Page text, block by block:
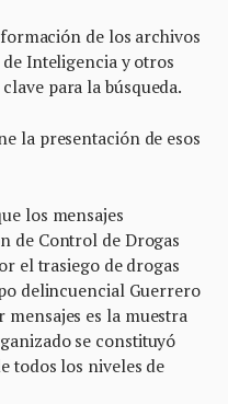
de los archivos
Inteligencia y otros
para la búsqueda.
la presentación de esos
los mensajes
de Control de Drogas
el trasiego de drogas
delincuencial Guerrero
mensajes es la muestra
se constituyó
todos los niveles de